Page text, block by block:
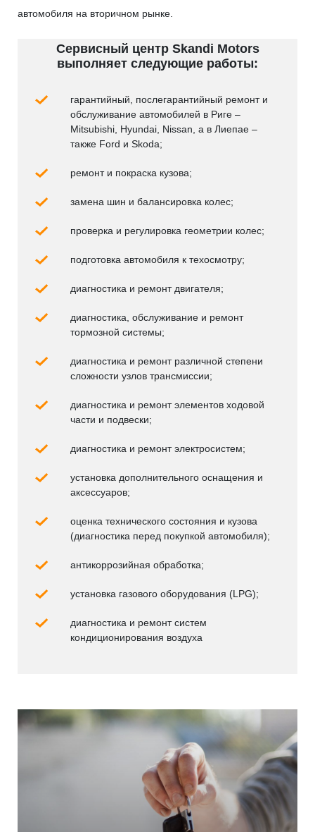
автомобиля на вторичном рынке.
Сервисный центр Skandi Motors
выполняет следующие работы:
гарантийный, послегарантийный ремонт и
обслуживание автомобилей в Риге –
Mitsubishi, Hyundai, Nissan, а в Лиепае –
также Ford и Skoda;
ремонт и покраска кузова;
замена шин и балансировка колес;
проверка и регулировка геометрии колес;
подготовка автомобиля к техосмотру;
диагностика и ремонт двигателя;
диагностика, обслуживание и ремонт
тормозной системы;
диагностика и ремонт различной степени
сложности узлов трансмиссии;
диагностика и ремонт элементов ходовой
части и подвески;
диагностика и ремонт электросистем;
установка дополнительного оснащения и
аксессуаров;
оценка технического состояния и кузова
(диагностика перед покупкой автомобиля);
антикоррозийная обработка;
установка газового оборудования (LPG);
диагностика и ремонт систем
кондиционирования воздуха